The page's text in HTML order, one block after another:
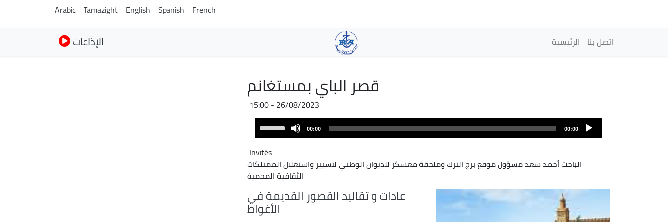
main
content
Arabic Tamazight English Spanish French
الإذاعات Navigation
الرئيسية اتصل بنا
قصر الباي بمستغانم
26/08/2023 - 15:00
Player
00:00
00:00
keys
increase
or
decrease
Invités
الباحث أحمد سعد مسؤول موقع برج الترك وملحقة معسكر للديوان الوطني لتسيير واستغلال الممتلكات
الثقافية المحمية
عادات و تقاليد القصور القديمة في
الأغواط